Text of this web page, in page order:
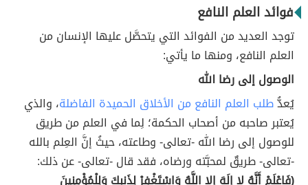
فوائد العلم النافع
توجد العديد من الفوائد التي يتحصَّل عليها الإنسان من
العلم النافع، ومنها ما يأتي:
الوصول إلى رضا الله
يُعدُّطلب العلم النافع من الأخلاق الحميدة الفاضلة، والذي
يُعتبر صاحبه من أصحاب الحكمة؛ لِما في العلم من طريق
للوصول إلى رضا الله -تعالى- وطاعته، حيثُ إنَّ العِلم بالله
-تعالى- طريقٌ لمحبَّته ورضاه، فقد قال -تعالى- عن ذلك:
(فَاعْلَمْ أَنَّهُ لا إِلَهَ إِلا اللَّهُ وَاسْتَغْفِرْ لِذَنبِكَ وَلِلْمُؤْمِنِينَ